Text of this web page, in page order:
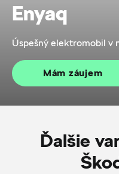
Enyaq
Úspešný elektromobil v
Mám záujem
Ďalšie